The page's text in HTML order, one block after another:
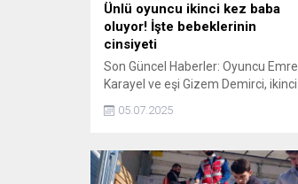
Ünlü oyuncu ikinci kez baba
oluyor! İşte bebeklerinin
cinsiyeti
Son Güncel Haberler: Oyuncu Emre
Karayel ve eşi Gizem Demirci, ikinci
kez bebek beklediklerini müjdeledi.
İşte bebeklerinin cinsiyeti...
05.07.2025